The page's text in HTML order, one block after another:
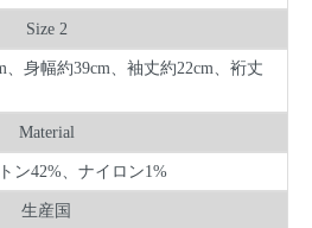
Size 2
、身幅約39cm、袖丈約22cm、裄丈
Material
ン42%、ナイロン1%
生産国